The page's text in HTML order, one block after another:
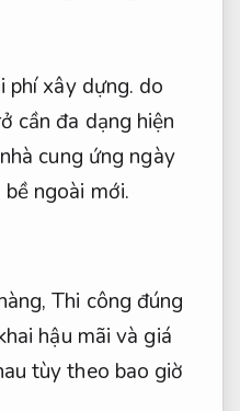
phí xây dựng. do
cần đa dạng hiện
cung ứng ngày
ngoài mới.
Thi công đúng
hậu mãi và giá
tùy theo bao giờ